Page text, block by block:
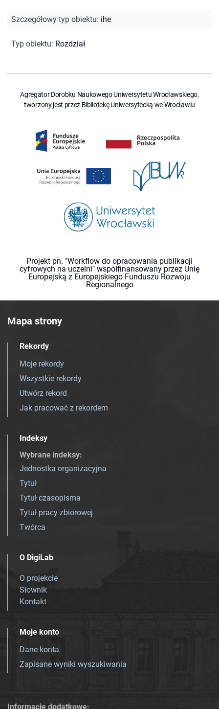
Szczegółowy typ obiektu: ihe
Typ obiektu: Rozdział
Agregator Dorobku Naukowego Uniwersytetu Wrocławskiego,
tworzony jest przez Bibliotekę Uniwersytecką we Wrocławiu
Projekt pn. "Workflow do opracowania publikacji
cyfrowych na uczelni" współfinansowany przez Unię
Europejską z Europejskiego Funduszu Rozwoju
Regionalnego
Mapa strony
Rekordy
Moje rekordy
Wszystkie rekordy
Utwórz rekord
Jak pracować z rekordem
Indeksy
Wybrane indeksy:
Jednostka organizacyjna
Tytuł
Tytuł czasopisma
Tytuł pracy zbiorowej
Twórca
O DigiLab
O projekcie
Słownik
Kontakt
Moje konto
Dane konta
Zapisane wyniki wyszukiwania
Informacje dodatkowe: